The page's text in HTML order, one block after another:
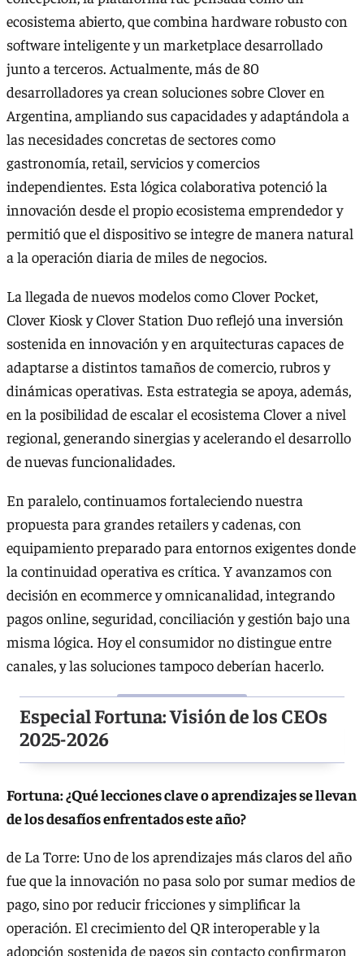
ecosistema abierto, que combina hardware robusto con
software inteligente y un marketplace desarrollado
junto a terceros. Actualmente, más de 80
desarrolladores ya crean soluciones sobre Clover en
Argentina, ampliando sus capacidades y adaptándola a
las necesidades concretas de sectores como
gastronomía, retail, servicios y comercios
independientes. Esta lógica colaborativa potenció la
innovación desde el propio ecosistema emprendedor y
permitió que el dispositivo se integre de manera natural
a la operación diaria de miles de negocios.
La llegada de nuevos modelos como Clover Pocket,
Clover Kiosk y Clover Station Duo reflejó una inversión
sostenida en innovación y en arquitecturas capaces de
adaptarse a distintos tamaños de comercio, rubros y
dinámicas operativas. Esta estrategia se apoya, además,
en la posibilidad de escalar el ecosistema Clover a nivel
regional, generando sinergias y acelerando el desarrollo
de nuevas funcionalidades.
En paralelo, continuamos fortaleciendo nuestra
propuesta para grandes retailers y cadenas, con
equipamiento preparado para entornos exigentes donde
la continuidad operativa es crítica. Y avanzamos con
decisión en ecommerce y omnicanalidad, integrando
pagos online, seguridad, conciliación y gestión bajo una
misma lógica. Hoy el consumidor no distingue entre
canales, y las soluciones tampoco deberían hacerlo.
Especial Fortuna: Visión de los CEOs
2025-2026
Fortuna: ¿Qué lecciones clave o aprendizajes se llevan
de los desafíos enfrentados este año?
de La Torre: Uno de los aprendizajes más claros del año
fue que la innovación no pasa solo por sumar medios de
pago, sino por reducir fricciones y simplificar la
operación. El crecimiento del QR interoperable y la
adopción sostenida de pagos sin contacto confirmaron